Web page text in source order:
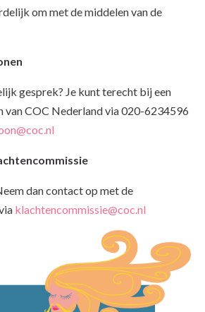
om met de middelen van de
gesprek? Je kunt terecht bij een
van COC Nederland via 020-6234596
dan contact op met de
klachtencommissie@coc.nl